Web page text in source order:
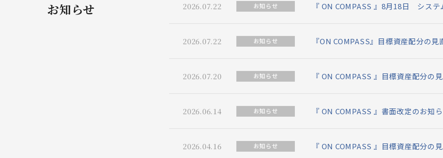
お知らせ 2026.07.22 お知らせ 『 ON COMPASS 』8月18日 シス
2026.07.22 お知らせ 『ON COMPASS』目標資産配分の
2026.07.20 お知らせ 『 ON COMPASS 』目標資産配分の
2026.06.14 お知らせ 『 ON COMPASS 』書面改定のお知
2026.04.16 お知らせ 『 ON COMPASS 』目標資産配分の